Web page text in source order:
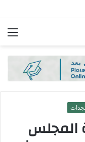
المجلس